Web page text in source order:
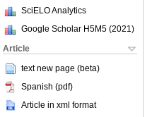
SciELO Analytics
Google Scholar H5M5 (2021 )
Article
text new page (beta)
Spanish (pdf)
Article in xml format